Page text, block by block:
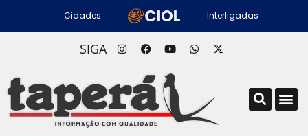
Cidades Interligadas
SIGA